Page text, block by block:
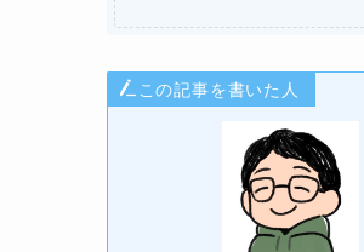
この記事を書いた人